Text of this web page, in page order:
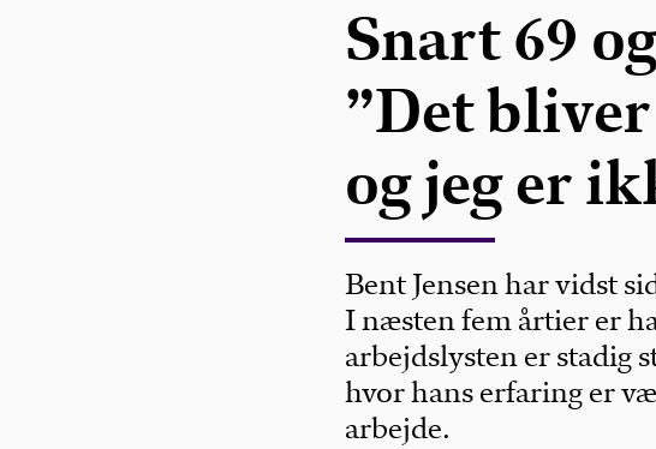
Snart 69
”Det
og jeg er
Bent Jensen har vidst
I næsten fem årtier er
arbejdslysten er stadig
hvor hans erfaring er
arbejde.